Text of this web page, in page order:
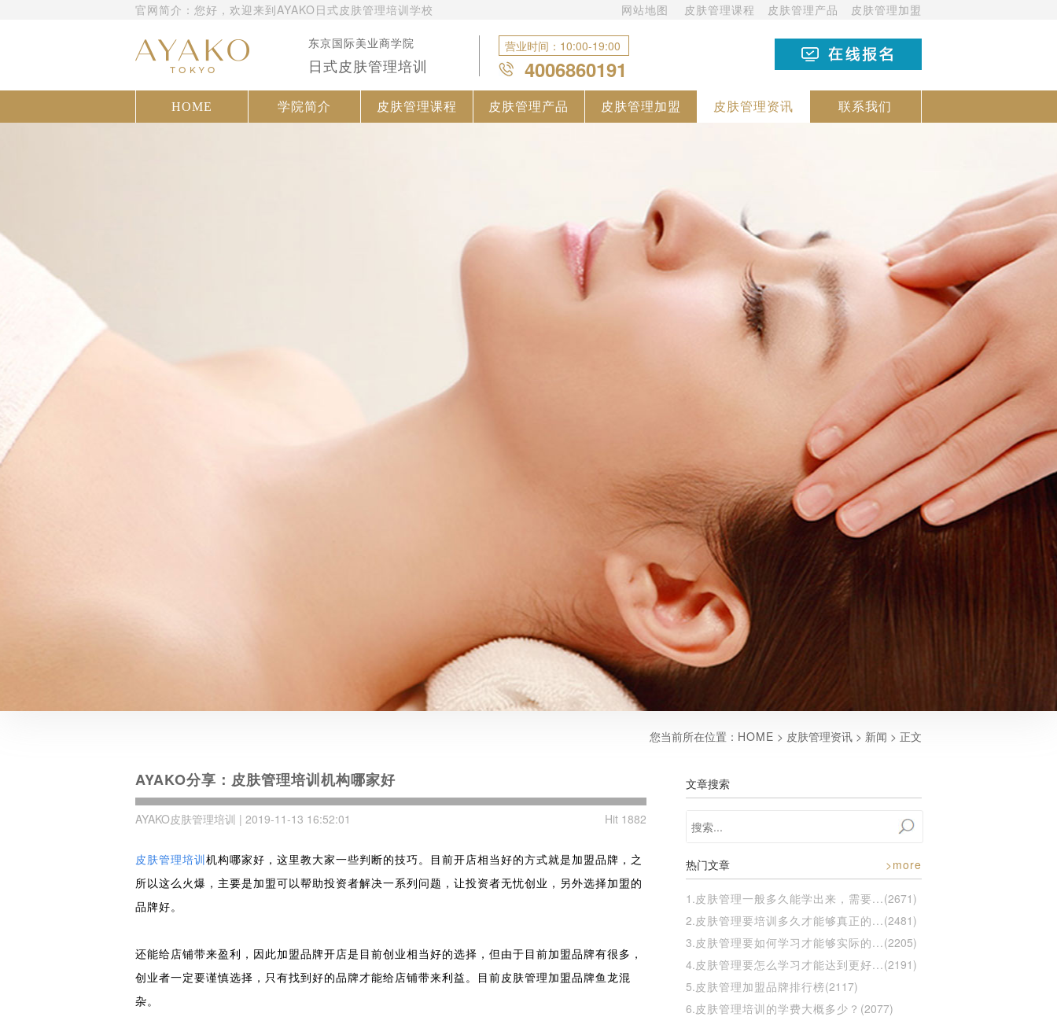
网站地图 皮肤管理课程 皮肤管理产品 皮肤管理加盟
官网简介：您好，欢迎来到AYAKO日式皮肤管理培训学校
东京国际美业商学院
日式皮肤管理培训
营业时间：10:00-19:00
4006860191
HOME 学院简介 皮肤管理课程 皮肤管理产品 皮肤管理加盟 皮肤管理资讯 联系我们
您当前所在位置： HOME > 皮肤管理资讯 > 新闻 > 正文
AYAKO分享：皮肤管理培训机构哪家好
Hit 1882
AYAKO皮肤管理培训 | 2019-11-13 16:52:01
皮肤管理培训 机构哪家好 ，这里教大家一些判断的技巧。目前开店相当好的方式就是加盟品牌，之
所以这么火爆，主要是加盟可以帮助投资者解决一系列问题，让投资者无忧创业，另外选择加盟的
品牌好。
还能给店铺带来盈利，因此加盟品牌开店是目前创业相当好的选择，但由于目前加盟品牌有很多，
创业者一定要谨慎选择，只有找到好的品牌才能给店铺带来利益。目前皮肤管理加盟品牌鱼龙混
杂。
文章搜索
>more
热门文章
1.皮肤管理一般多久能学出来，需要...(2671)
2.皮肤管理要培训多久才能够真正的...(2481)
3.皮肤管理要如何学习才能够实际的...(2205)
4.皮肤管理要怎么学习才能达到更好...(2191)
5.皮肤管理加盟品牌排行榜(2117)
6.皮肤管理培训的学费大概多少？ (2077)